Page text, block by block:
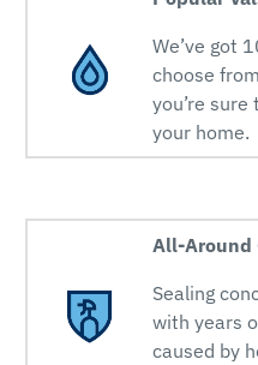
We’ve got
choose
you’re
your home.
All-Around
Sealing
with years
caused by